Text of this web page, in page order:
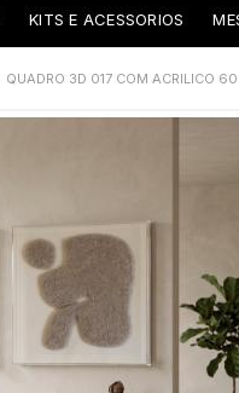
KITS E ACESSORIOS
QUADRO 3D 017 COM ACRILICO